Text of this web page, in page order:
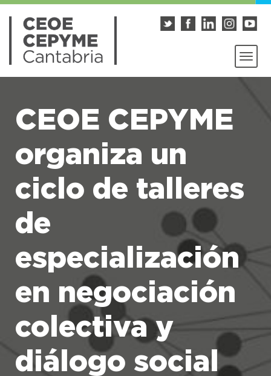
CEOE CEPYME
organiza un
ciclo de talleres
de
especialización
en negociación
colectiva y
diálogo social